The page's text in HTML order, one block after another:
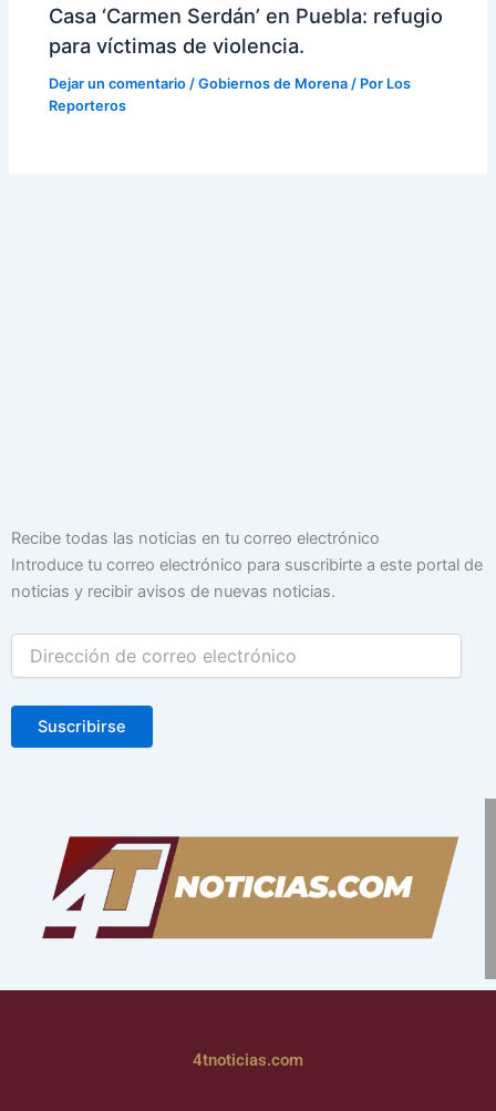
Casa ‘Carmen Serdán’ en Puebla: refugio
para víctimas de violencia.
Dejar un comentario /Gobiernos de Morena / Por Los
Reporteros
Recibe todas las noticias en tu correo electrónico
Introduce tu correo electrónico para suscribirte a este portal de
noticias y recibir avisos de nuevas noticias.
Dirección
de
electrónico
Suscribirse
4tnoticias.com